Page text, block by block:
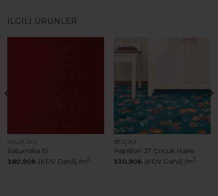
İLGILI ÜRÜNLER
HALIFLEKS
Saturnalia 15
380,90₺ (KDV Dahil) /m2
BELÇIKA
Papillion 27 Çocuk Halısı
530,90₺ (KDV Dahil) /m2